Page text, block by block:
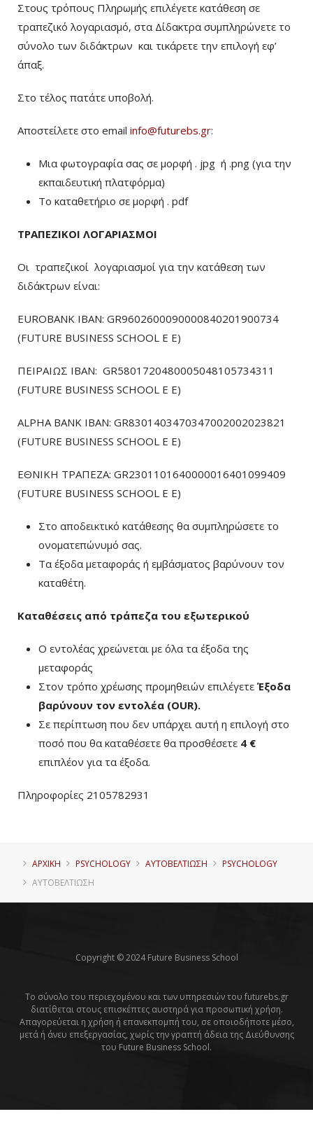
Στους τρόπους Πληρωμής επιλέγετε κατάθεση σε
τραπεζικό λογαριασμό, στα Δίδακτρα συμπληρώνετε το
σύνολο των διδάκτρων και τικάρετε την επιλογή εφ’
άπαξ.
Στο τέλος πατάτε υποβολή.
Αποστείλετε στο email info@futurebs.gr:
Μια φωτογραφία σας σε μορφή . jpg ή .png (για την
εκπαιδευτική πλατφόρμα)
To καταθετήριο σε μορφή . pdf
ΤΡΑΠΕΖΙΚΟΙ ΛΟΓΑΡΙΑΣΜΟΙ
Οι τραπεζικοί λογαριασμοί για την κατάθεση των
διδάκτρων είναι:
EUROBANK IBAN: GR9602600090000840201900734
(FUTURE BUSINESS SCHOOL E E)
ΠΕΙΡΑΙΩΣ ΙΒΑΝ: GR5801720480005048105734311
(FUTURE BUSINESS SCHOOL E E)
ALPHA BANK IBAN: GR8301403470347002002023821
(FUTURE BUSINESS SCHOOL E E)
ΕΘΝΙΚΗ ΤΡΑΠΕΖΑ: GR2301101640000016401099409
(FUTURE BUSINESS SCHOOL E E)
Στο αποδεικτικό κατάθεσης θα συμπληρώσετε το
ονοματεπώνυμό σας.
Τα έξοδα μεταφοράς ή εμβάσματος βαρύνουν τον
καταθέτη.
Καταθέσεις από τράπεζα του εξωτερικού
Ο εντολέας χρεώνεται με όλα τα έξοδα της
μεταφοράς
Στον τρόπο χρέωσης προμηθειών επιλέγετε Έξοδα
βαρύνουν τον εντολέα (ΟUR).
Σε περίπτωση που δεν υπάρχει αυτή η επιλογή στο
ποσό που θα καταθέσετε θα προσθέσετε 4 €
επιπλέον για τα έξοδα.
Πληροφορίες 2105782931
ΑΡΧΙΚΗ PSYCHOLOGY ΑΥΤΟΒΕΛΤΊΩΣΗ
PSYCHOLOGY
ΑΥΤΟΒΕΛΤΊΩΣΗ
Copyright © 2024 Future Business School
Το σύνολο του περιεχομένου και των υπηρεσιών του futurebs.gr
διατίθεται στους επισκέπτες αυστηρά για προσωπική χρήση.
Απαγορεύεται η χρήση ή επανεκπομπή του, σε οποιοδήποτε μέσο,
μετά ή άνευ επεξεργασίας, χωρίς την γραπτή άδεια της Διεύθυνσης
του Future Business School.